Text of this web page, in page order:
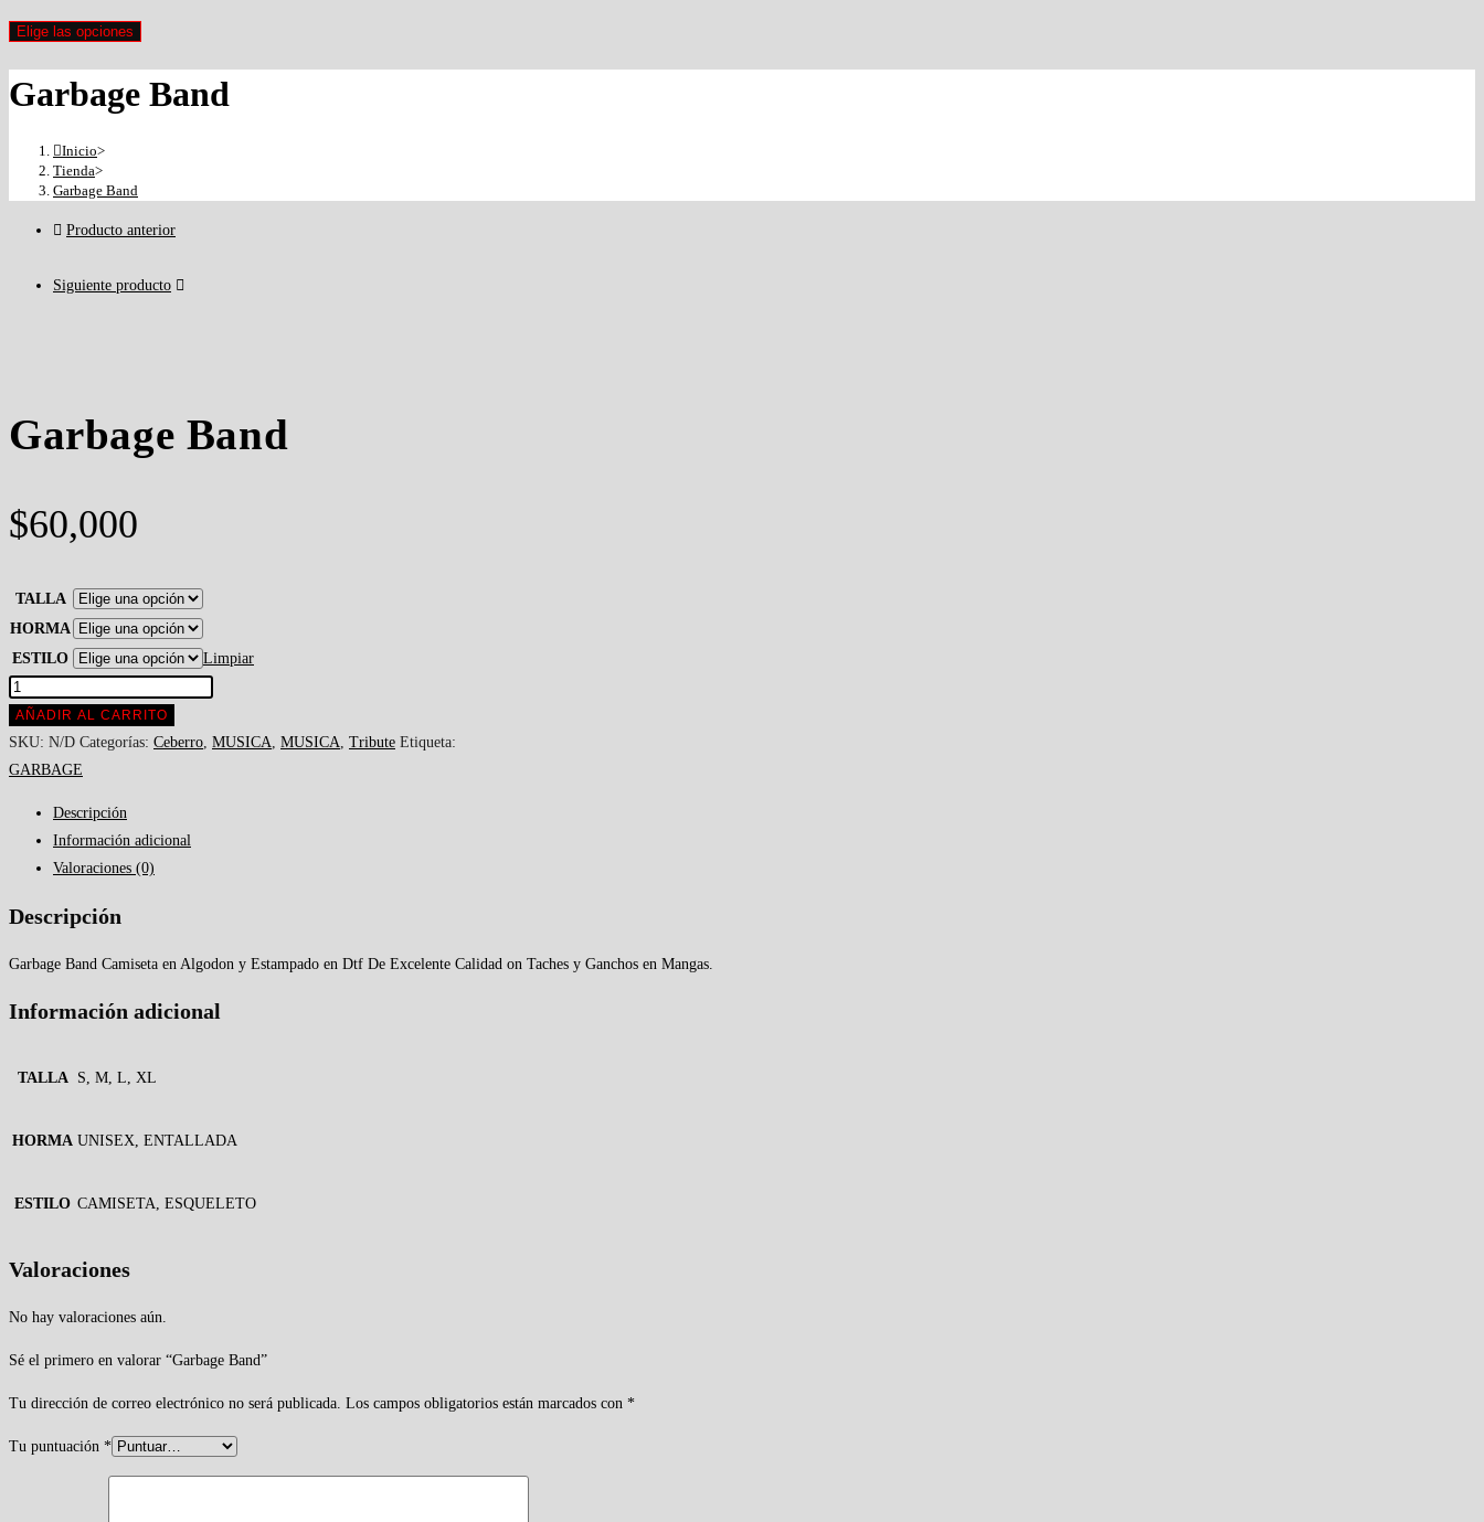
Elige las opciones
Garbage Band
Inicio>
Tienda>
Garbage Band
Producto anterior
Siguiente producto
Garbage Band
$60,000
TALLA
HORMA
ESTILO
Limpiar
AÑADIR AL CARRITO
SKU: N/D Categorías: Ceberro, MUSICA, MUSICA, Tribute Etiqueta:
GARBAGE
Descripción
Información adicional
Valoraciones (0)
Descripción
Garbage Band Camiseta en Algodon y Estampado en Dtf De Excelente Calidad on Taches y Ganchos en Mangas.
Información adicional
TALLA S, M, L, XL
HORMA UNISEX, ENTALLADA
ESTILO CAMISETA, ESQUELETO
Valoraciones
No hay valoraciones aún.
Sé el primero en valorar “Garbage Band”
Tu dirección de correo electrónico no será publicada. Los campos obligatorios están marcados con *
Tu puntuación *